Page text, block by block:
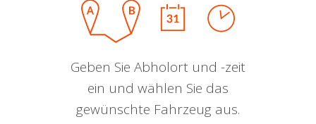
Geben Sie Abholort und -zeit
ein und wählen Sie das
gewünschte Fahrzeug aus.